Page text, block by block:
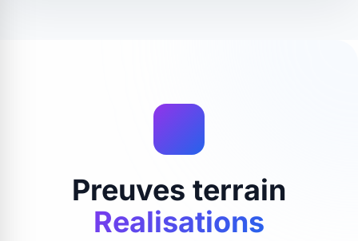
Preuves terrain
Realisations